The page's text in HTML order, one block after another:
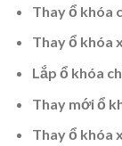
Thay ổ khóa
Thay ổ khóa
Lắp ổ khóa
Thay mới ổ
Thay ổ khóa